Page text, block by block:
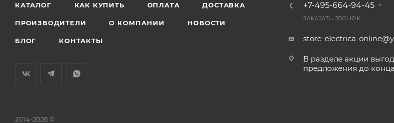
КАТАЛОГ КАК КУПИТЬ ОПЛАТА ДОСТАВКА
ПРОИЗВОДИТЕЛИ О КОМПАНИИ НОВОСТИ
БЛОГ КОНТАКТЫ
+7-495-664-94-45
ЗАКАЗАТЬ ЗВОНОК
store-electrica-
В разделе акции
предложения до
2014-2026 ©